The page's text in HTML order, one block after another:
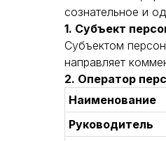
сознательное и
1. Субъект
Субъектом
направляет
2. Оператор
Наименование
Руководитель